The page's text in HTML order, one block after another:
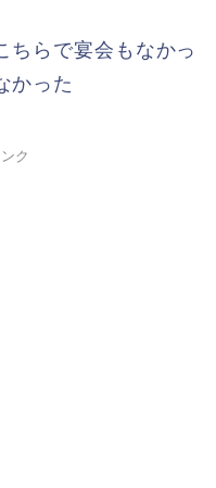
ちらで宴会もなかっ
かった
ク